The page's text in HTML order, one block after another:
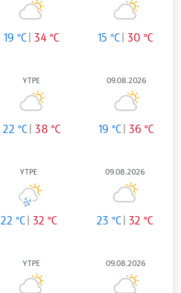
19 °C 34 °C 15 °C 30 °C
УТРЕ
22 °C 38 °C
09.08.2026
19 °C 36 °C
УТРЕ
22 °C 32 °C
09.08.2026
23 °C 32 °C
УТРЕ 09.08.2026